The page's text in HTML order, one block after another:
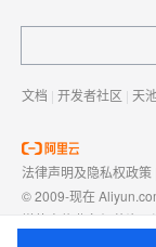
文档 | 开发者社区 | 天
法律声明及隐私权政策
© 2009-现在
增值电信业务经营许可